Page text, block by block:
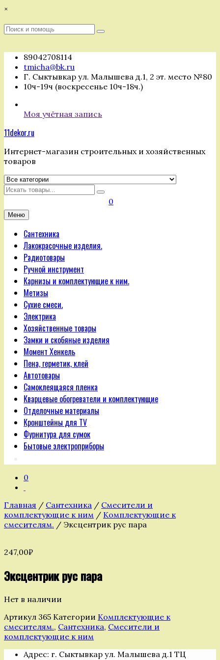
Перейти
содержимому
×
Поиск
Поиск
89042708114
tmicha@bk.ru
Г. Сыктывкар ул. Малышева д.1, 2 эт. место №80
10ч-19ч (воскресенье 10ч-18ч.)
Моя учётная запись
11dekor.ru
Интернет-магазин строительных и хозяйственных
товаров
Искать
0
Меню
Сантехника
Лакокрасочные изделия.
Радиотовары
Ручной инструмент
Карнизы и комплектующие к ним.
Метизы
Сухие смеси.
Электрика
Хозяйственные товары
Замки и скобяные изделия
Момент Хенкель
Пена, герметик, клей
Автотовары
Самоклеящаяся пленка
Кварцевые обогреватели и комплектующие
Отделочные материалы
Кронштейны для TV
Фурнитура для сумок
Бытовые электроприборы
0
Главная / Сантехника / Смесители и
комплектующие к ним / Комплектующие к
смесителям. / Эксцентрик рус пара
247,00₽
Эксцентрик рус пара
Нет в наличии
Артикул 365 Категории Комплектующие к
смесителям., Сантехника, Смесители и
комплектующие к ним
Адрес: г. Сыктывкар ул. Малышева д.1 ТЦ